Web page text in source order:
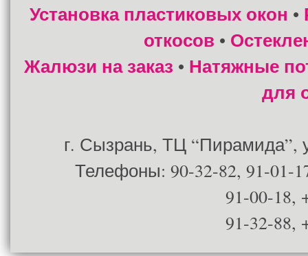
Установка пластиковых окон •
откосов •
Жалюзи на заказ • Натяжные
для
г. Сызрань, ТЦ “Пирамида”,
Телефоны: 90-32-82, 91-01-
91-00-18,
91-32-88,